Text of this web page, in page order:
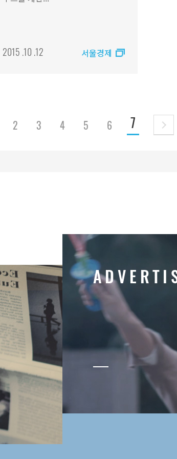
2015 .10 .12 서울경제
2 3 4 5 6 현재 페이지 -
7 다
ADVE RTI